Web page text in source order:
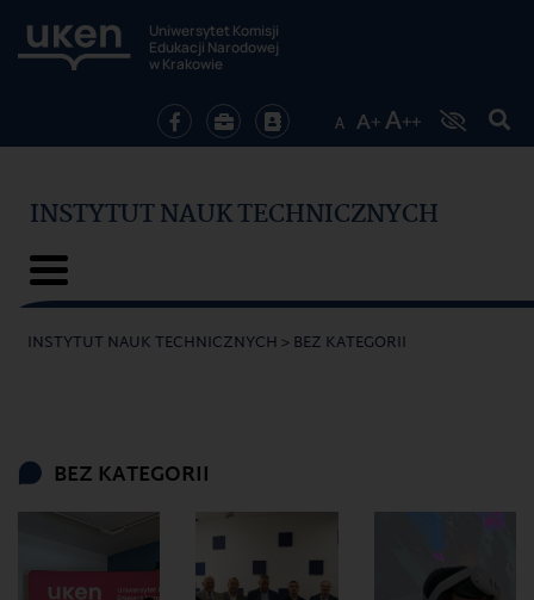
Uniwersytet Komisji
Edukacji Narodowej
w Krakowie
INSTYTUT NAUK TECHNICZNYCH
INSTYTUT NAUK TECHNICZNYCH >BEZ KATEGORII
BEZ KATEGORII